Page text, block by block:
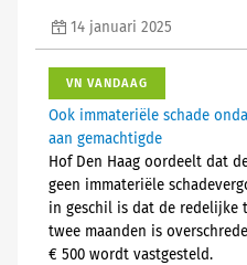
14 januari 2025
VN VANDAAG
Ook immateriële schade
aan gemachtigde
Hof Den Haag oordeelt dat
geen immateriële
in geschil is dat de redelijke
twee maanden is
€ 500 wordt vastgesteld.